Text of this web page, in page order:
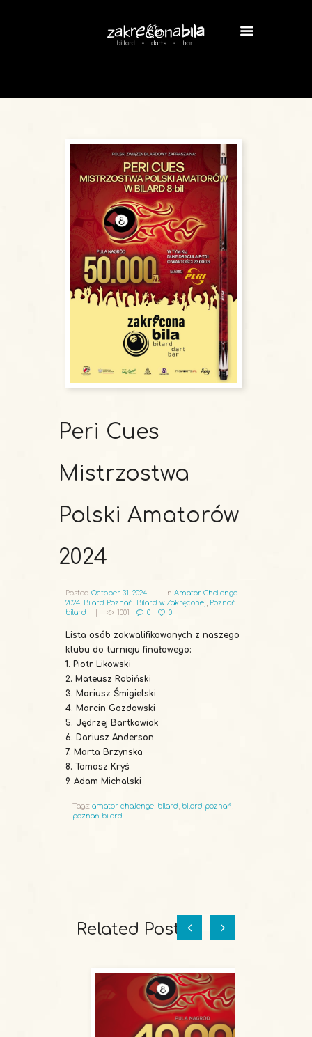
Peri Cues
Mistrzostwa
Polski Amatorów
2024
Posted October 31, 2024 in Amator Challenge
2024 Bilard Poznań Bilard w Zakręconej
Poznań
bilard
1001 0 0
Lista osób zakwalifikowanych z naszego
klubu do turnieju finałowego:
1. Piotr Likowski
2. Mateusz Robiński
3. Mariusz Śmigielski
4. Marcin Gozdowski
5. Jędrzej Bartkowiak
6. Dariusz Anderson
7. Marta Brzynska
8. Tomasz Kryś
9. Adam Michalski
Tags: amator challenge bilard bilard poznań
poznań bilard
Related Posts